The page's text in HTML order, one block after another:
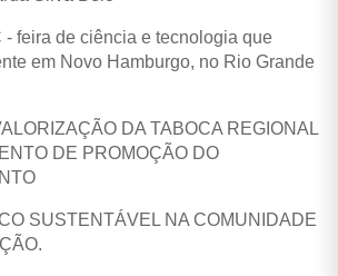
- feira de ciência e tecnologia que
em Novo Hamburgo, no Rio Grande
DA TABOCA REGIONAL
DE PROMOÇÃO DO
SUSTENTÁVEL NA COMUNIDADE